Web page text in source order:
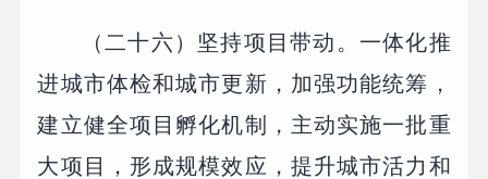
（二十六）坚持项目带动。一体化推
进城市体检和城市更新，加强功能统筹，
建立健全项目孵化机制，主动实施一批重
大项目，形成规模效应，提升城市活力和